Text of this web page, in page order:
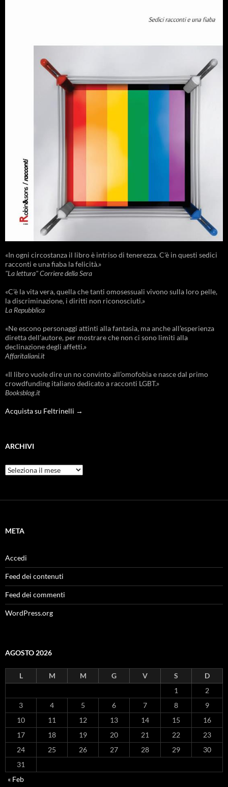
«In ogni circostanza il libro è intriso di tenerezza. C'è in questi sedici
racconti e una fiaba la felicità.»
"La lettura" Corriere della Sera
«C’è la vita vera, quella che tanti omosessuali vivono sulla loro pelle,
la discriminazione, i diritti non riconosciuti.»
La Repubblica
«Ne escono personaggi attinti alla fantasia, ma anche all’esperienza
diretta dell’autore, per mostrare che non ci sono limiti alla
declinazione degli affetti.»
Affaritaliani.it
«Il libro vuole dire un no convinto all’omofobia e nasce dal primo
crowdfunding italiano dedicato a racconti LGBT.»
Booksblog.it
Acquista su Feltrinelli →
ARCHIVI
Archivi
META
Accedi
Feed dei contenuti
Feed dei commenti
WordPress.org
AGOSTO 2026
L M M G V S
D
1
2
3
4 5 6 7 8
9
10
11 12 13 14 15
16
17
18 19 20 21 22
23
24
25 26 27 28 29
30
31
« Feb